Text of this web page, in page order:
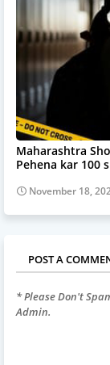
Maharashtra
Pehena kar 100
November 18,
POST A
* Please Don't
Admin.